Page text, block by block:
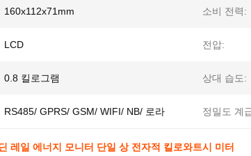
160x112x71mm 소비 전력:
LCD 전압:
0.8 킬로그램 상대 습도:
RS485/ GPRS/ GSM/ WIFI/ NB/ 로라 정밀도 계
레일 에너지 모니터 단일 상 전자적 킬로와트시 미터